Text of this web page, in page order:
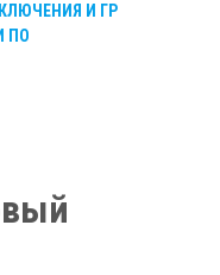
И ГР
ПО